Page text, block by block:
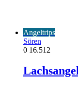
Angeltrips
Sören
0 16.512